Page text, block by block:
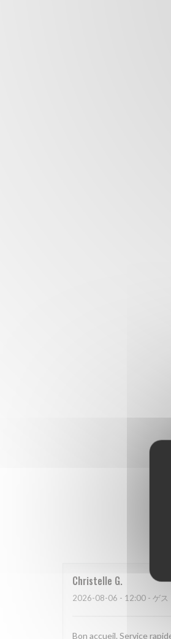
Christelle G
2026-08-06 - 12:00 - ゲス
Bon accueil. Service